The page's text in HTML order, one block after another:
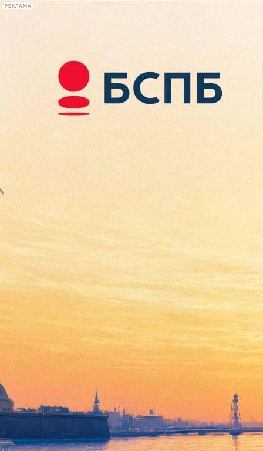
РЕКЛАМА
Сегодня:
2026.08.10
11:09
Афиша Plus
Англо-французский римейк
скандинавского детектива
«Мост» возвращается на ТВ
Версия для печати
Год назад британский телеканал Sky Atlantic и
французский Canal+ анонсировали, что их совместный